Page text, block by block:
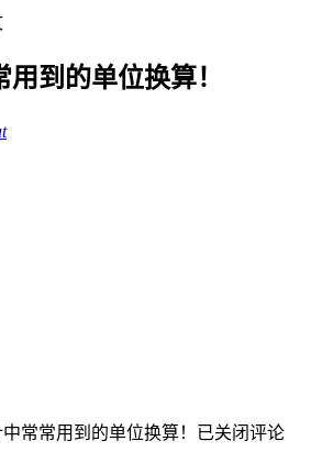
到的单位换算！
常常用到的单位换算！ 已关闭评论